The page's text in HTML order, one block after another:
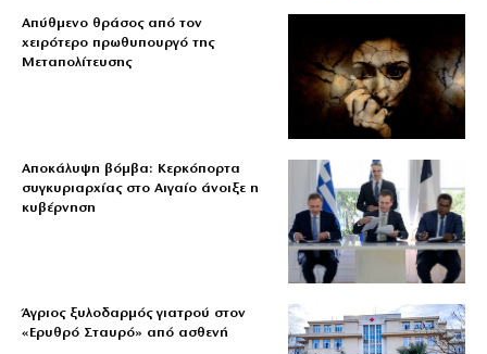
Απύθμενο θράσος από τον
χειρότερο πρωθυπουργό της
Μεταπολίτευσης
Αποκάλυψη βόμβα: Κερκόπορτα
συγκυριαρχίας στο Αιγαίο άνοιξε η
κυβέρνηση
Άγριος ξυλοδαρμός γιατρού στον
«Ερυθρό Σταυρό» από ασθενή